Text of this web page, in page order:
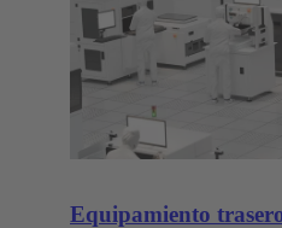
Equipamiento